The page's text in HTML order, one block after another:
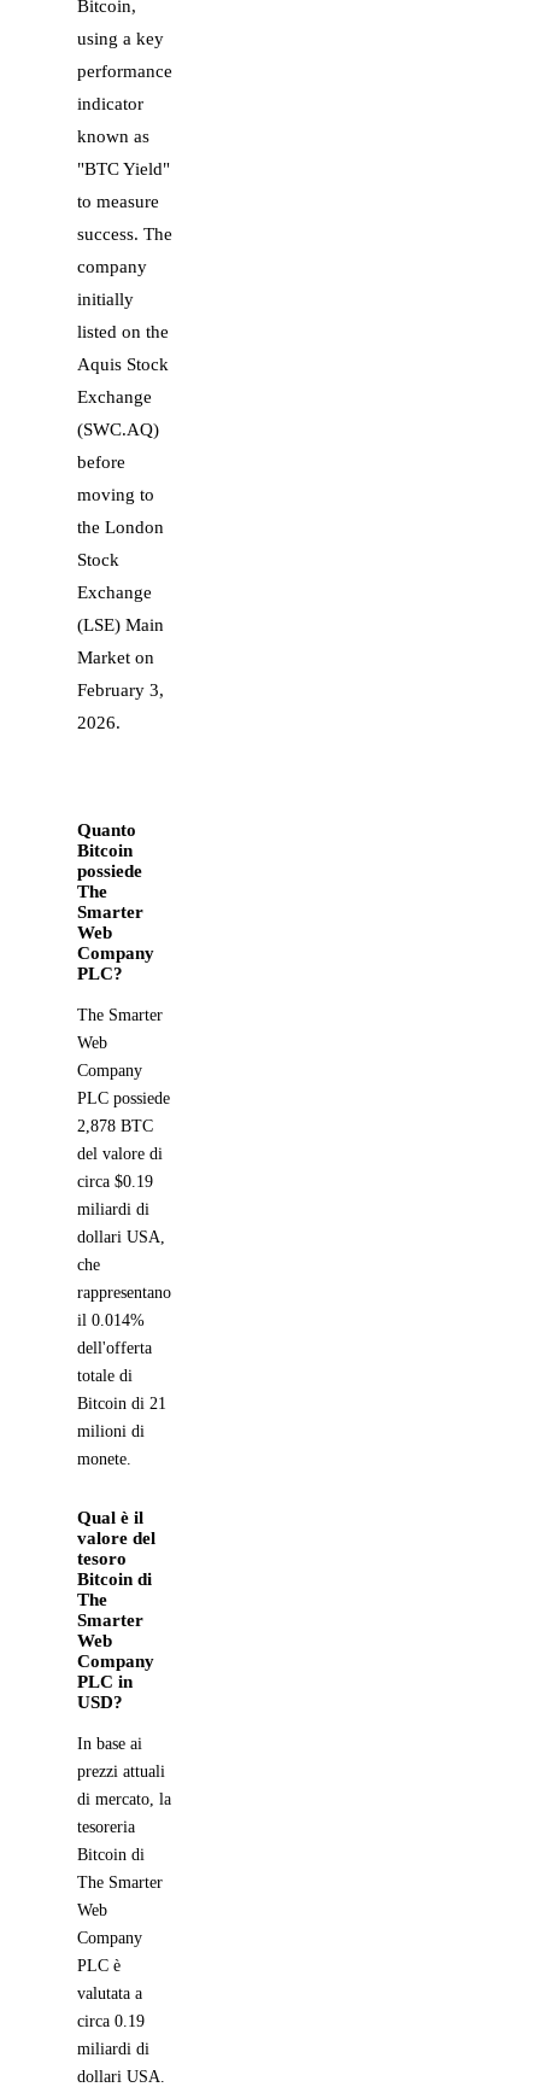
Bitcoin,
using a key
performance
indicator
known as
"BTC Yield"
to measure
success. The
company
initially
listed on the
Aquis Stock
Exchange
(SWC.AQ)
before
moving to
the London
Stock
Exchange
(LSE) Main
Market on
February 3,
2026.
Quanto
Bitcoin
possiede
The
Smarter
Web
Company
PLC?
The Smarter
Web
Company
PLC possiede
2,878 BTC
del valore di
circa $0.19
miliardi di
dollari USA,
che
rappresentano
il 0.014%
dell'offerta
totale di
Bitcoin di 21
milioni di
monete.
Qual è il
valore del
tesoro
Bitcoin di
The
Smarter
Web
Company
PLC in
USD?
In base ai
prezzi attuali
di mercato, la
tesoreria
Bitcoin di
The Smarter
Web
Company
PLC è
valutata a
circa 0.19
miliardi di
dollari USA.